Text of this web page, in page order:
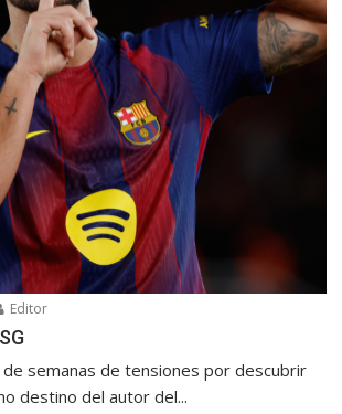
Editor
de semanas de tensiones por descubrir
destino del autor del...